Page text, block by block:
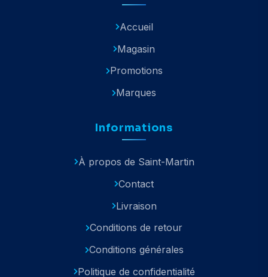
Accueil
Magasin
Promotions
Marques
Informations
À propos de Saint-Martin
Contact
Livraison
Conditions de retour
Conditions générales
Politique de confidentialité